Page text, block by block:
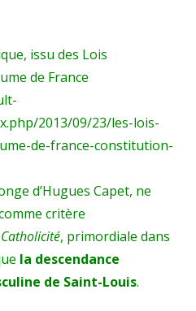
issu des Lois
de France
2013/09/23/les-lois-
de-france-constitution-
d’Hugues Capet, ne
critère
, primordiale dans
la descendance
de Saint-Louis.